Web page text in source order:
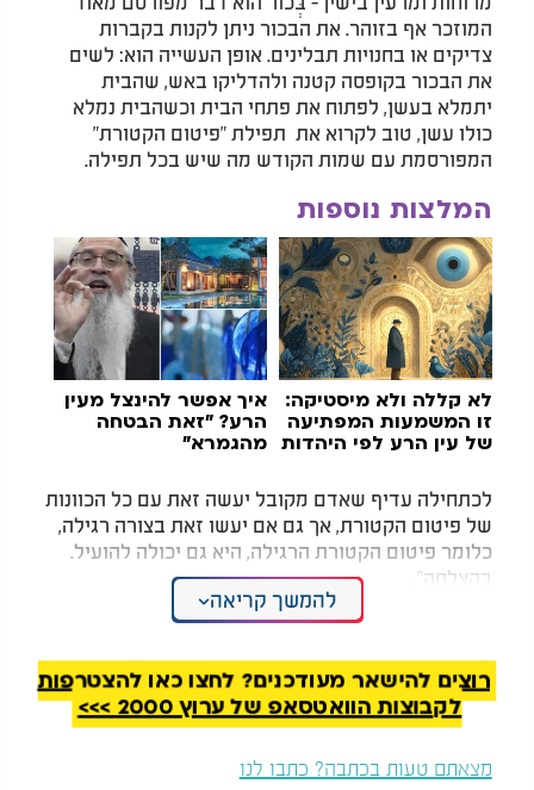
המוזכר אף בזוהר. את הבכור ניתן לקנות בקברות
צדיקים או בחנויות תבלינים. אופן העשייה הוא: לשים
את הבכור בקופסה קטנה ולהדליקו באש, שהבית
יתמלא בעשן, לפתוח את פתחי הבית וכשהבית נמלא
כולו עשן, טוב לקרוא את תפילת "פיטום הקטורת"
המפורסמת עם שמות הקודש מה שיש בכל תפילה.
המלצות נוספות
לא קללה ולא מיסטיקה:
זו המשמעות המפתיעה
של עין הרע לפי היהדות
איך אפשר להינצל מעין
הרע? "זאת הבטחה
מהגמרא"
לכתחילה עדיף שאדם מקובל יעשה זאת עם כל הכוונות
של פיטום הקטורת, אך גם אם יעשו זאת בצורה רגילה,
כלומר פיטום הקטורת הרגילה, היא גם יכולה להועיל.
בהצלחה".
להמשך קריאה
רוצים להישאר מעודכנים? לחצו כאן להצטרפות
לקבוצות הוואטסאפ של ערוץ 2000 >>>
מצאתם טעות בכתבה? כתבו לנו